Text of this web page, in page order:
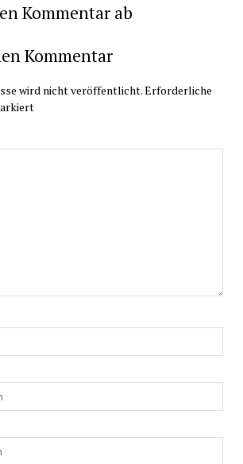
Kommentar ab
Kommentar
wird nicht veröffentlicht.Erforderliche